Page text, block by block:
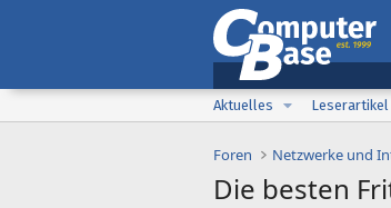
Aktuelles
Leserartikel
Foren Netzwerke und
Die besten